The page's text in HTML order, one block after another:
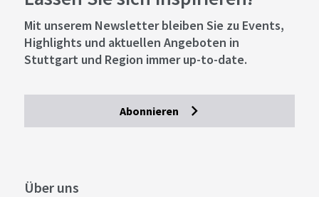
Mit unserem Newsletter bleiben Sie zu Events,
Highlights und aktuellen Angeboten in
Stuttgart und Region immer up-to-date.
Abonnieren
Über uns